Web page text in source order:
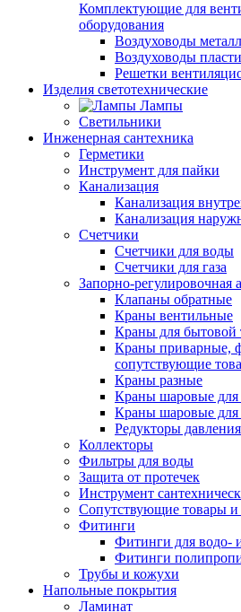
Комплектующие для
оборудования
Воздуховоды
Воздуховоды
Решетки
Изделия светотехнические
Лампы
Светильники
Инженерная сантехника
Герметики
Инструмент для пайки
Канализация
Канализация
Канализация
Счетчики
Счетчики для воды
Счетчики для газа
Запорно-регулировочная
Клапаны обратные
Краны вентильные
Краны для бытовой
Краны приварные,
сопутствующие
Краны разные
Краны шаровые
Краны шаровые для
Редукторы давления
Коллекторы
Фильтры для воды
Защита от протечек
Инструмент
Сопутствующие товары и
Фитинги
Фитинги для водо-
Фитинги
Трубы и кожухи
Напольные покрытия
Ламинат